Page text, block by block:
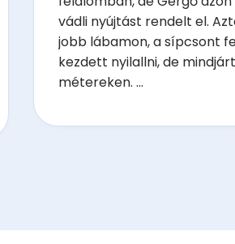
vádli nyújtást rendelt el.
jobb lábamon, a sípcsont
kezdett nyilallni, de
métereken. ...